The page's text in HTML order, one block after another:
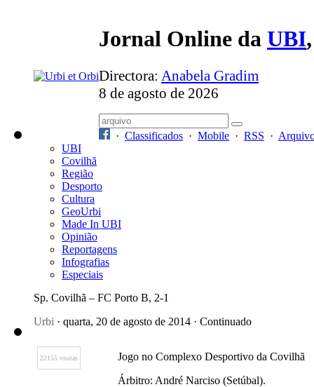
Jornal Online da UBI
Directora: Anabela Gradim
8 de agosto de 2026
· Classificados · Mobile · RSS ·
UBI
Covilhã
Região
Desporto
Cultura
GeoUrbi
Made In UBI
Opinião
Reportagens
Infografias
Especiais
Sp. Covilhã – FC Porto B, 2-1
Urbi · quarta, 20 de agosto de 2014 · Continuado
22155 visitas
Jogo no Complexo Desportivo da Covilhã
Árbitro: André Narciso (Setúbal).